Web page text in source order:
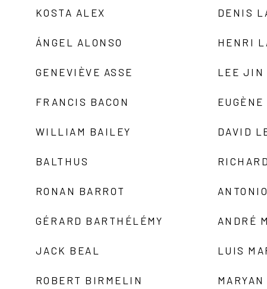
KOSTA ALEX
ÁNGEL ALONSO
GENEVIÈVE ASSE
FRANCIS BACON
WILLIAM BAILEY
BALTHUS
RONAN BARROT
GÉRARD BARTHÉLÉMY
JACK BEAL
ROBERT BIRMELIN
DENIS
HENRI
LEE JIN
EUGÈNE
DAVID
ANDRÉ
LUIS
MARYAN